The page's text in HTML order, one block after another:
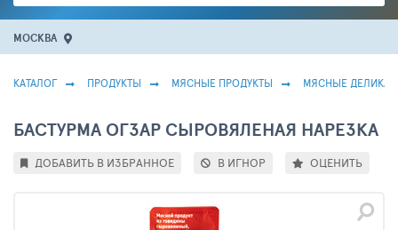
МОСКВА
КАТАЛОГ ПРОДУКТЫ МЯСНЫЕ ПРОДУКТЫ МЯСНЫЕ
БАСТУРМА ОГЗАР СЫРОВЯЛЕНАЯ НАРЕЗКА
ДОБАВИТЬ В ИЗБРАННОЕ В ИГНОР ОЦЕНИТЬ